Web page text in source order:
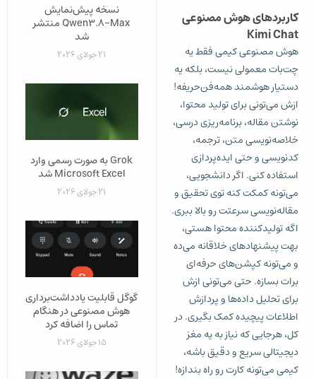
کاربردهای هوش مصنوعی
Kimi Chat
هوش مصنوعی کیمی فقط یه
چت‌بات معمولی نیست، بلکه یه
دستیار هوشمند همه‌فن‌حریفه!
ازش می‌تونی برای تولید محتوا،
نوشتن مقاله، برنامه‌ریزی درسی،
خلاصه‌نویسی متن، ترجمه،
کدنویسی و حتی ایده‌پردازی
استفاده کنی. اگر دانشجویی،
می‌تونه کمکت کنه توی تحقیق و
مقاله‌نویسی سرعتت رو بالا ببری.
اگه تولیدکننده محتوا هستی،
بهت پیشنهادهای خلاقانه می‌ده
و می‌تونه کپشن‌های حرفه‌ای
برات بسازه. حتی می‌تونی ازش
برای تحلیل داده‌ها و پردازش
اطلاعات پیچیده کمک بگیری. در
کل، هرجایی که نیاز به یه مغز
دیجیتالی سریع و دقیق باشه،
کیمی می‌تونه کارت رو راه بندازه!
نسخه پیش‌نمایش
Qwen3.8-Max منتشر
شد
21 جولای 2026
Grok به‌ صورت رسمی وارد
Microsoft Excel شد
21 جولای 2026
گوگل قابلیت یادداشت‌برداری
هوش مصنوعی در هنگام
تماس را اضافه کرد
15 جولای 2026